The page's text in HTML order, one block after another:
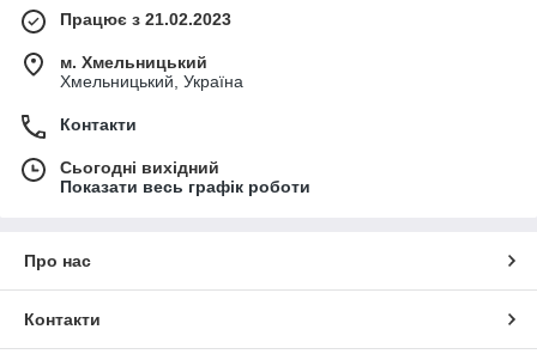
Працює з 21.02.2023
м. Хмельницький
Хмельницький, Україна
Контакти
Сьогодні вихідний
Показати весь графік роботи
Про нас
Контакти